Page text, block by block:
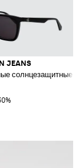
с монограммой
JEANS
солнцезащитные